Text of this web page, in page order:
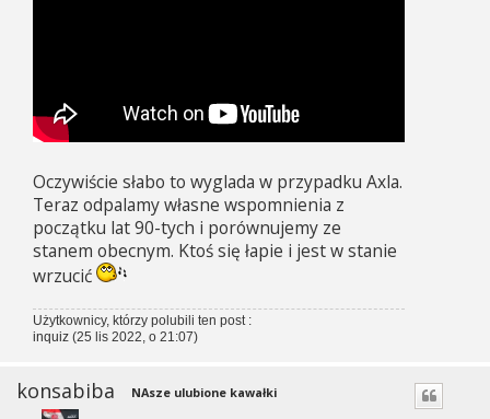
Oczywiście słabo to wyglada w przypadku Axla.
Teraz odpalamy własne wspomnienia z
początku lat 90-tych i porównujemy ze
stanem obecnym. Ktoś się łapie i jest w stanie
wrzucić
Użytkownicy, którzy polubili ten post :
inquiz (25 lis 2022, o 21:07)
konsabiba NAsze ulubione kawałki